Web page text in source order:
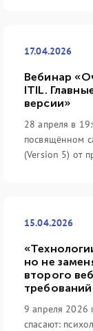
17.04.2026
Вебинар
ITIL.
версии»
28 апреля в
посвящённом
(Version 5) от
15.04.2026
но не
второго
требований
9 апреля 2026
спасают: